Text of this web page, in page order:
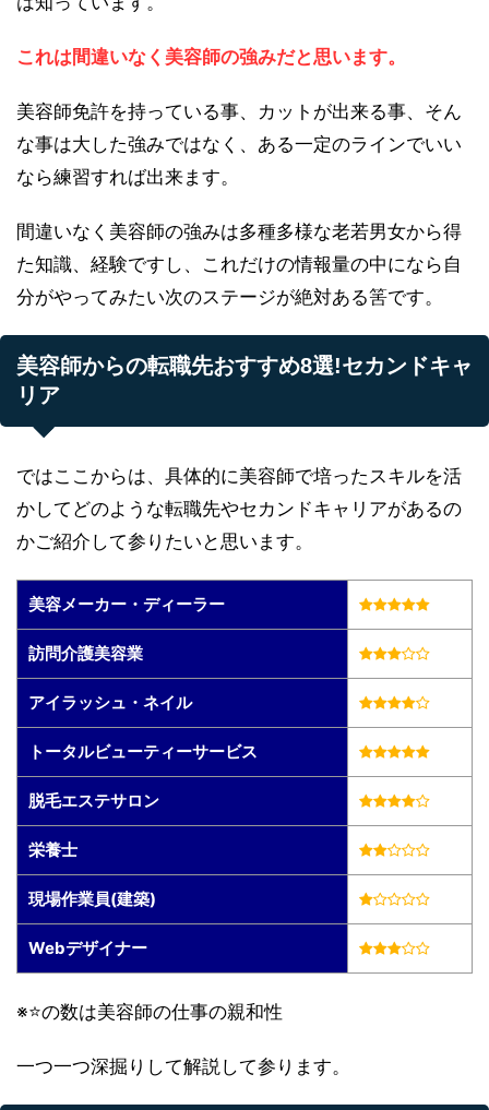
これは間違いなく美容師の強みだと思います。
美容師免許を持っている事、カットが出来る事、そん
な事は大した強みではなく、ある一定のラインでいい
なら練習すれば出来ます。
間違いなく美容師の強みは多種多様な老若男女から得
た知識、経験ですし、これだけの情報量の中になら自
分がやってみたい次のステージが絶対ある筈です。
美容師からの転職先おすすめ8選!セカンドキャ
リア
ではここからは、具体的に美容師で培ったスキルを活
かしてどのような転職先やセカンドキャリアがあるの
かご紹介して参りたいと思います。
美容メーカー・ディーラー
訪問介護美容業
アイラッシュ・ネイル
トータルビューティーサービス
脱毛エステサロン
栄養士
現場作業員(建築)
Webデザイナー
※⭐️の数は美容師の仕事の親和性
一つ一つ深掘りして解説して参ります。